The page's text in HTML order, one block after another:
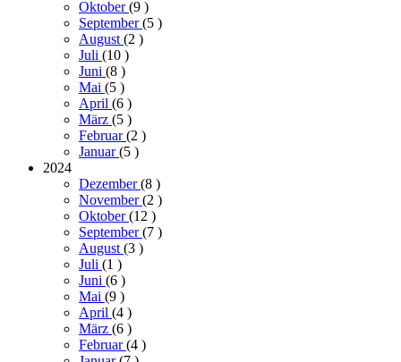
Oktober(9 )
September(5 )
August (2 )
Juli (10 )
Juni (8 )
Mai (5 )
April (6 )
März (5 )
Februar(2 )
Januar(5 )
2024
Dezember(8 )
November(2 )
Oktober(12 )
September(7 )
August (3 )
Juli (1 )
Juni (6 )
Mai (9 )
April (4 )
März (6 )
Februar(4 )